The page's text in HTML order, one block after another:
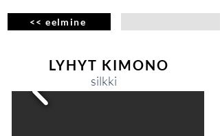
<< eelmine
LYHYT KIMONO
silkki